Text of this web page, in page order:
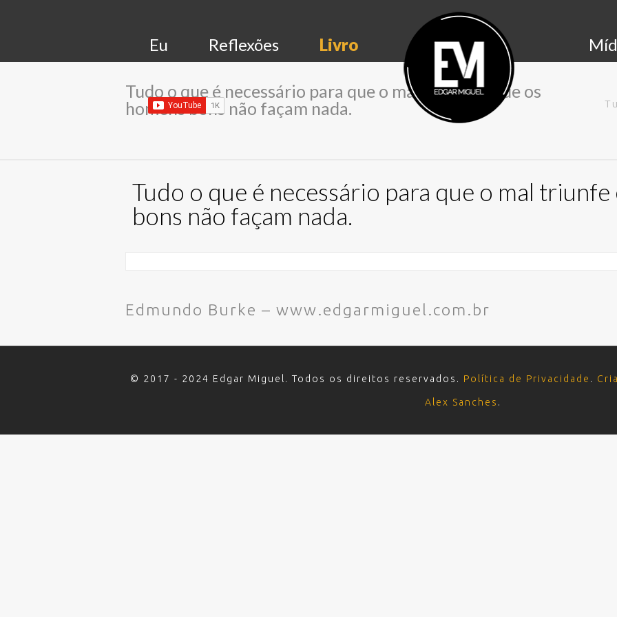
Eu Reflexões Livro
Tudo o que é necessário para que o mal triunfe é que os
homens bons não façam nada.
Tudo o que é necessário para que o mal triunfe
bons não façam nada.
Edmundo Burke – www.edgarmiguel.com.br
© 2017 - 2024 Edgar Miguel. Todos os direitos reservados. Política de Privacidade .
Alex Sanches .